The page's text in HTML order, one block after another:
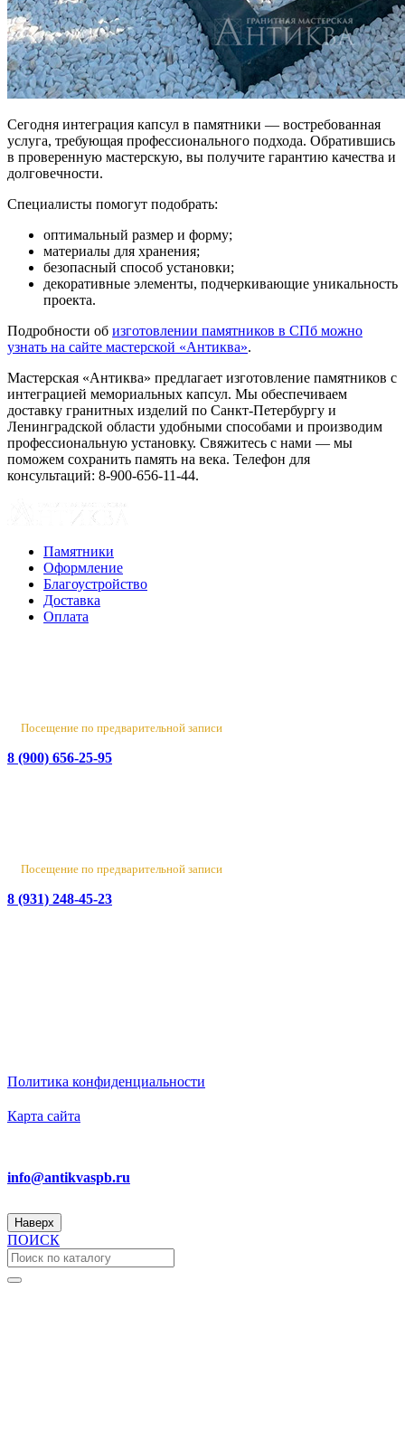
Сегодня интеграция капсул в памятники — востребованная
услуга, требующая профессионального подхода. Обратившись
в проверенную мастерскую, вы получите гарантию качества и
долговечности.
Специалисты помогут подобрать:
оптимальный размер и форму;
материалы для хранения;
безопасный способ установки;
декоративные элементы, подчеркивающие уникальность
проекта.
Подробности об изготовлении памятников в СПб можно
узнать на сайте мастерской «Антиква».
Мастерская «Антиква» предлагает изготовление памятников с
интеграцией мемориальных капсул. Мы обеспечиваем
доставку гранитных изделий по Санкт-Петербургу и
Ленинградской области удобными способами и производим
профессиональную установку. Свяжитесь с нами — мы
поможем сохранить память на века. Телефон для
консультаций: 8-900-656-11-44.
Памятники
Оформление
Благоустройство
Доставка
Оплата
Посещение по предварительной записи
8 (900) 656-25-95
Посещение по предварительной записи
8 (931) 248-45-23
Политика конфиденциальности
Карта сайта
info@antikvaspb.ru
Наверх
ПОИСК